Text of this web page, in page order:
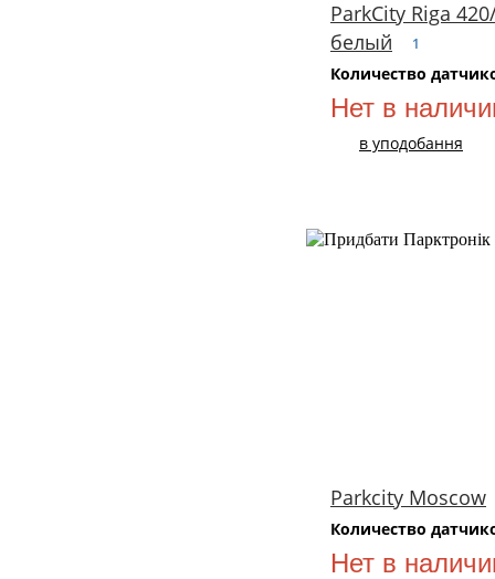
ParkCity Riga
белый
1
Количество
Нет в
в уподобання
Parkcity Moscow
Количество
Нет в